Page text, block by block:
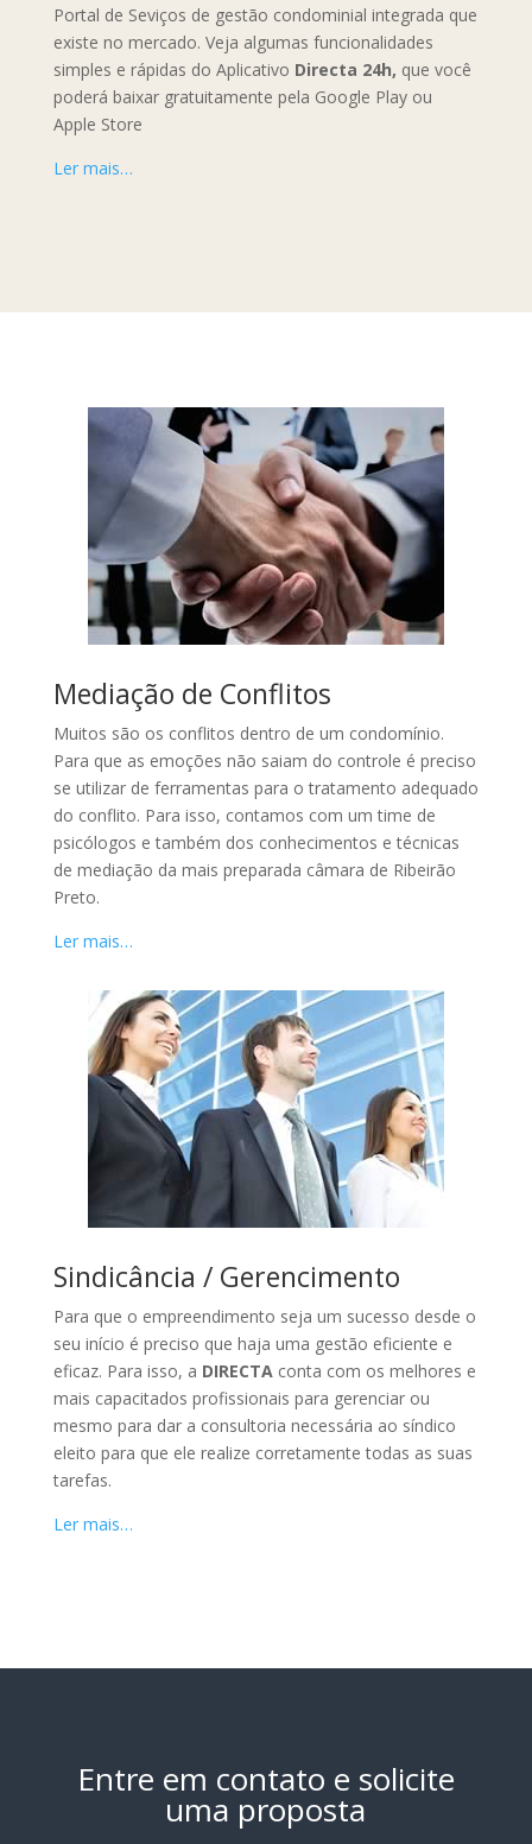
Portal de Seviços de gestão condominial integrada que
existe no mercado. Veja algumas funcionalidades
simples e rápidas do Aplicativo Directa 24h, que você
poderá baixar gratuitamente pela Google Play ou
Apple Store
Ler mais…
Mediação de Conflitos
Muitos são os conflitos dentro de um condomínio.
Para que as emoções não saiam do controle é preciso
se utilizar de ferramentas para o tratamento adequado
do conflito. Para isso, contamos com um time de
psicólogos e também dos conhecimentos e técnicas
de mediação da mais preparada câmara de Ribeirão
Preto.
Ler mais…
Sindicância / Gerencimento
Para que o empreendimento seja um sucesso desde o
seu início é preciso que haja uma gestão eficiente e
eficaz. Para isso, a DIRECTAconta com os melhores e
mais capacitados profissionais para gerenciar ou
mesmo para dar a consultoria necessária ao síndico
eleito para que ele realize corretamente todas as suas
tarefas.
Ler mais…
Entre em contato e solicite
uma proposta